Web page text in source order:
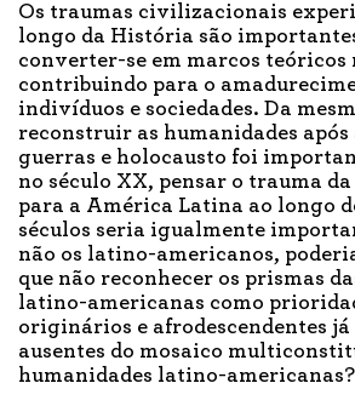
Os traumas civilizacionais
longo da História são
converter-se em marcos teóricos
contribuindo para o
indivíduos e sociedades. Da
reconstruir as humanidades após
guerras e holocausto foi
no século XX, pensar o trauma
para a América Latina ao longo
séculos seria igualmente
não os latino-americanos,
que não reconhecer os prismas
latino-americanas como
originários e afrodescendentes
ausentes do mosaico
humanidades latino-americanas?